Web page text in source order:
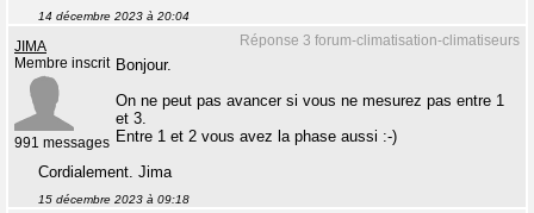
14 décembre 2023 à 20:04
Réponse 3 forum-climatisation-climatiseurs
JIMA
Membre inscrit
991 messages
Bonjour.
On ne peut pas avancer si vous ne mesurez pas entre 1
et 3.
Entre 1 et 2 vous avez la phase aussi :-)
Cordialement. Jima
15 décembre 2023 à 09:18